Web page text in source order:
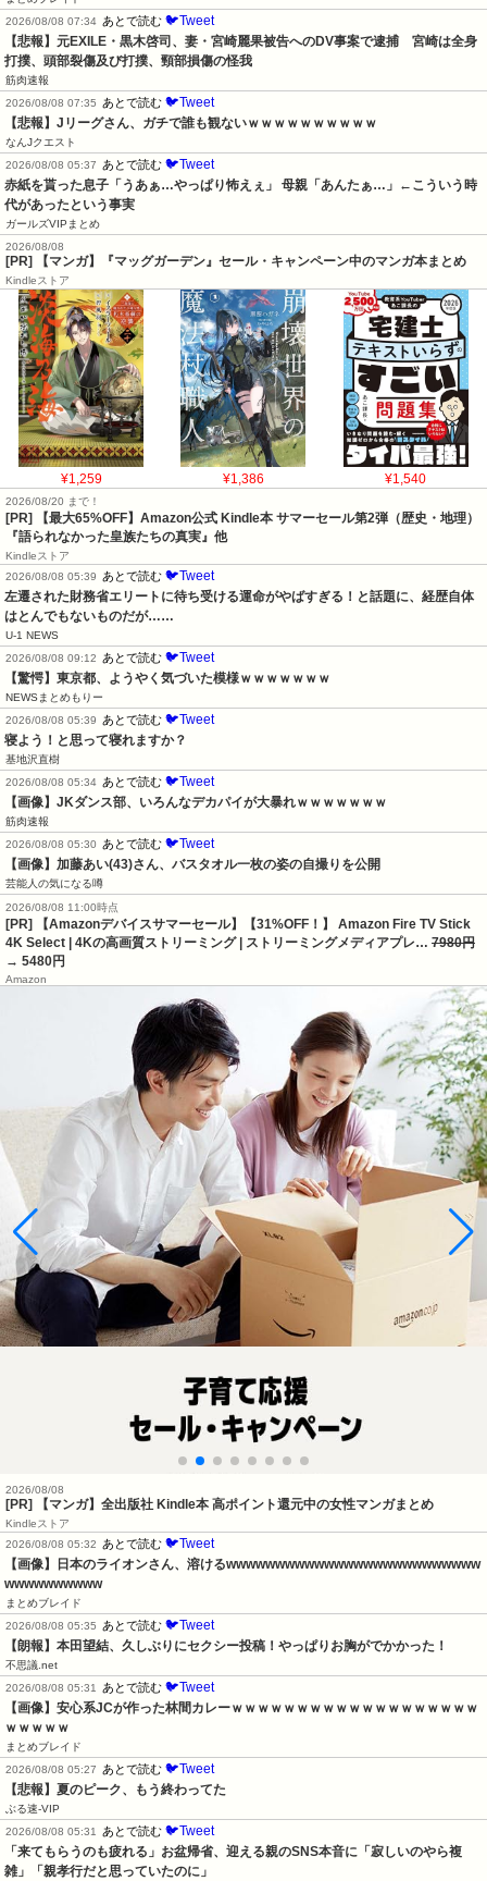
2026/08/08 07:34 あとで読む 🐦Tweet
【悲報】元EXILE・黒木啓司、妻・宮崎麗果被告へのDV事案で逮捕　宮崎は全身
打撲、頭部裂傷及び打撲、頸部損傷の怪我
筋肉速報
2026/08/08 07:35
あとで読む 🐦Tweet
【悲報】Jリーグさん、ガチで誰も観ないｗｗｗｗｗｗｗｗｗｗ
なんJクエスト
2026/08/08 05:37
あとで読む 🐦Tweet
赤紙を貰った息子「うあぁ…やっぱり怖えぇ」 母親「あんたぁ…」←こういう時
代があったという事実
ガールズVIPまとめ
2026/08/08
[PR] 【マンガ】『マッグガーデン』セール・キャンペーン中のマンガ本まとめ
Kindleストア
¥1,259 ¥1,386 ¥1,540
2026/08/20 まで！
[PR]
【最大65%OFF】Amazon公式 Kindle本 サマーセール第2弾（歴史・地理）
『語られなかった皇族たちの真実』他
Kindleストア
2026/08/08 05:39
あとで読む 🐦Tweet
左遷された財務省エリートに待ち受ける運命がやばすぎる！と話題に、経歴自体
はとんでもないものだが……
U-1 NEWS
2026/08/08 09:12
あとで読む 🐦Tweet
【驚愕】東京都、ようやく気づいた模様ｗｗｗｗｗｗｗ
NEWSまとめもりー
2026/08/08 05:39
あとで読む 🐦Tweet
寝よう！と思って寝れますか？
基地沢直樹
2026/08/08 05:34 あとで読む 🐦Tweet
【画像】JKダンス部、いろんなデカパイが大暴れｗｗｗｗｗｗｗ
筋肉速報
2026/08/08 05:30
あとで読む 🐦Tweet
【画像】加藤あい(43)さん、バスタオル一枚の姿の自撮りを公開
芸能人の気になる噂
2026/08/08 11:00時点
[PR] 【Amazonデバイスサマーセール】【31%OFF！】 Amazon Fire TV Stick
4K Select | 4Kの高画質ストリーミング | ストリーミングメディアプレ… 7980円
→ 5480円
Amazon
2026/08/08
[PR] 【マンガ】全出版社 Kindle本 高ポイント還元中の女性マンガまとめ
Kindleストア
2026/08/08 05:32
あとで読む 🐦Tweet
【画像】日本のライオンさん、溶けるwwwwwwwwwwwwwwwwwwwwwwwwww
wwwwwwwwww
まとめブレイド
2026/08/08 05:35
あとで読む 🐦Tweet
【朗報】本田望結、久しぶりにセクシー投稿！やっぱりお胸がでかかった！
不思議.net
2026/08/08 05:31
あとで読む 🐦Tweet
【画像】安心系JCが作った林間カレーｗｗｗｗｗｗｗｗｗｗｗｗｗｗｗｗｗｗｗ
ｗｗｗｗｗ
まとめブレイド
2026/08/08 05:27
あとで読む 🐦Tweet
【悲報】夏のピーク、もう終わってた
ぶる速-VIP
2026/08/08 05:31
あとで読む 🐦Tweet
「来てもらうのも疲れる」お盆帰省、迎える親のSNS本音に「寂しいのやら複
雑」「親孝行だと思っていたのに」